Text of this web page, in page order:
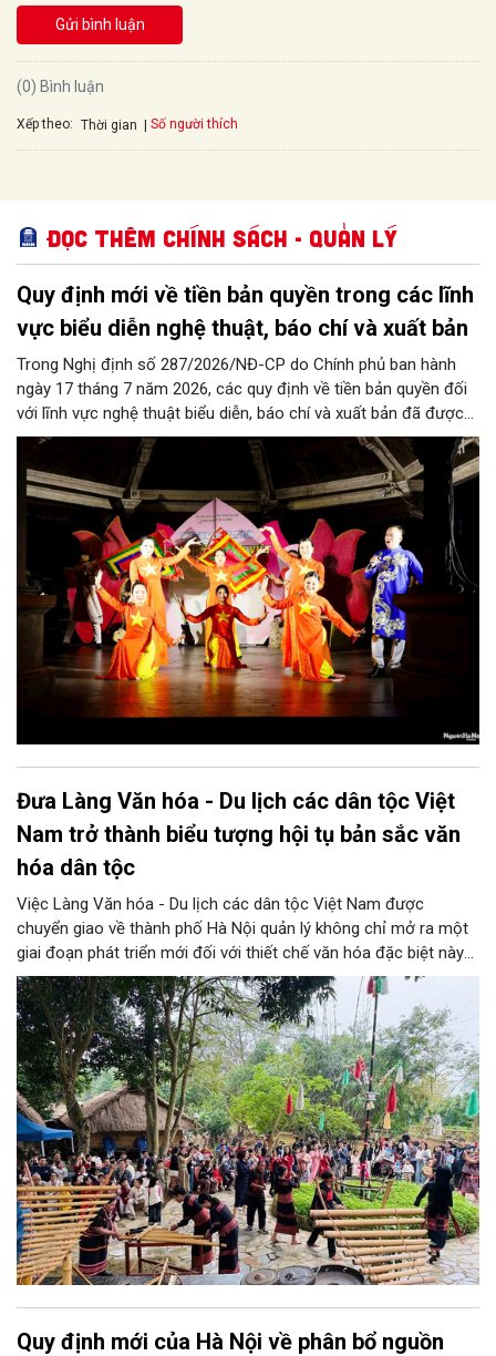
Gửi bình luận
(0) Bình luận
Xếp theo: Thời gian Số người thích
Đọc thêm Chính sách - Quản lý
Quy định mới về tiền bản quyền trong các lĩnh
vực biểu diễn nghệ thuật, báo chí và xuất bản
Trong Nghị định số 287/2026/NĐ-CP do Chính phủ ban hành
ngày 17 tháng 7 năm 2026, các quy định về tiền bản quyền đối
với lĩnh vực nghệ thuật biểu diễn, báo chí và xuất bản đã được
cụ thể hóa minh bạch với nhiều khung định mức chi tiết, đáp
ứng tính đặc thù của từng hoạt động sáng tạo và khai thác tác
phẩm.
Đưa Làng Văn hóa - Du lịch các dân tộc Việt
Nam trở thành biểu tượng hội tụ bản sắc văn
hóa dân tộc
Việc Làng Văn hóa - Du lịch các dân tộc Việt Nam được
chuyển giao về thành phố Hà Nội quản lý không chỉ mở ra một
giai đoạn phát triển mới đối với thiết chế văn hóa đặc biệt này
mà còn tạo thêm động lực để Thủ đô hiện thực hóa mục tiêu
đưa văn hóa trở thành nguồn lực phát triển. Đó là định hướng
được nhấn mạnh trong Thông báo số 573-TB/TU ngày
16/7/2026 của Văn phòng Thành ủy về kết luận của đồng chí
Trần Đức Thắng, Ủy viên Bộ Chính trị, Bí thư Thành ủy tại buổi
làm việc với Làng Văn hóa - Du lịch các dân tộc Việt Nam.
Quy định mới của Hà Nội về phân bổ nguồn